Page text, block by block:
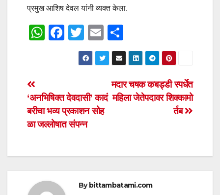
प्रमुख आशिष देवल यांनी व्यक्त केला.
W
A
p
p
F
b
o
o
T
wi
tt
E
m
ail
h
ar
e
Post
navigation
मदार चषक कबड्डी स्पर्धेत
महिला जेतेपदावर शिक्कामो
र्तब
‘अनभिषिक्त देवदासी’ कादं
बरीचा भव्य प्रकाशन सोह
ळा जल्लोषात संपन्न
Bybittambatami.com